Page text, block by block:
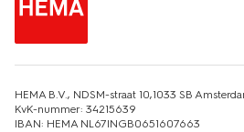
HEMA B.V., NDSM-straat 10,1033 SB
KvK-nummer: 34215639
IBAN: HEMA NL67INGB0651607663